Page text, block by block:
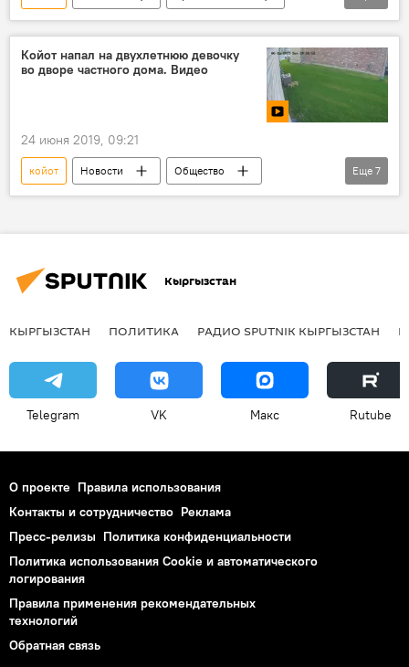
В мире
Мультимедиа
видео
Видеоклуб
нападение
Койот напал на двухлетнюю девочку
во дворе частного дома. Видео
24 июня 2019, 09:21
койот Новости
Общество
В мире
видео
Мультимедиа
Еще 7
Кыргызстан
КЫРГЫЗСТАН ПОЛИТИКА РАДИО SPUTNIK КЫРГЫЗСТАН
Telegram VK Макс Rutube
О проекте Правила использования
Контакты и сотрудничество Реклама
Пресс-релизы Политика конфиденциальности
Политика использования Cookie и автоматического
логирования
Правила применения рекомендательных
технологий
Обратная связь